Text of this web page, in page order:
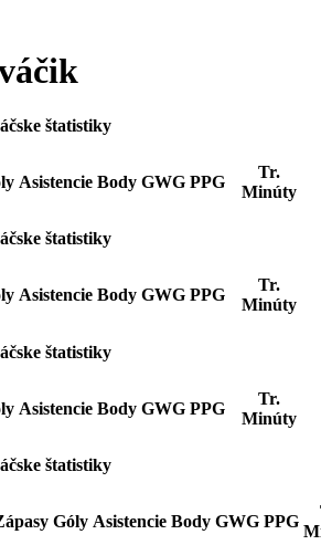
štatistiky
Asistencie Body GWG PPG
Tr.
Minúty
štatistiky
Asistencie Body GWG PPG
Tr.
Minúty
štatistiky
Asistencie Body GWG PPG
Tr.
Minúty
štatistiky
Góly Asistencie Body GWG PPG